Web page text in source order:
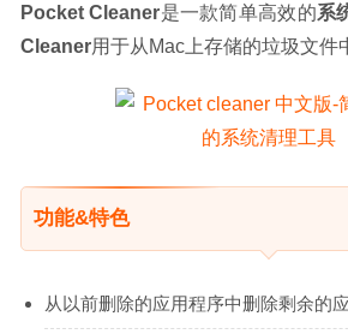
Pocket Cleaner是一款简单高效的系
Cleaner用于从Mac上存储的垃圾文件
功能&特色
从以前删除的应用程序中删除剩余的